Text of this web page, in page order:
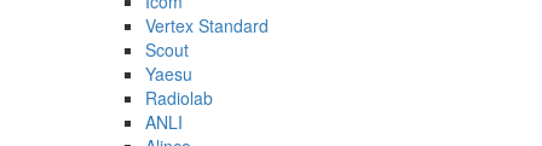
Vertex Standard
Scout
Yaesu
Radiolab
ANLI